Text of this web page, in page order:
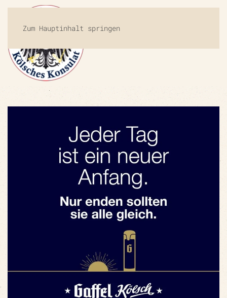
Zum Hauptinhalt springen